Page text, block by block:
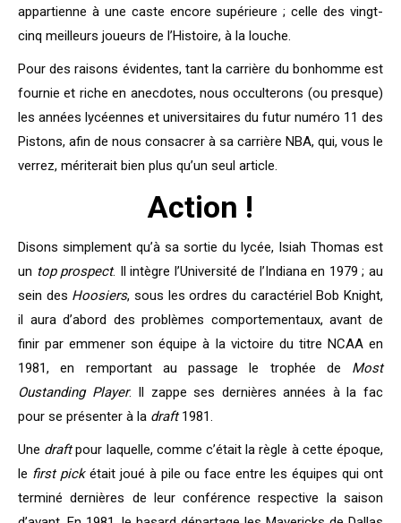
appartienne à une caste encore supérieure ; celle des vingt-
cinq meilleurs joueurs de l’Histoire, à la louche.
Pour des raisons évidentes, tant la carrière du bonhomme est
fournie et riche en anecdotes, nous occulterons (ou presque)
les années lycéennes et universitaires du futur numéro 11 des
Pistons, afin de nous consacrer à sa carrière NBA, qui, vous le
verrez, mériterait bien plus qu’un seul article.
Action !
Disons simplement qu’à sa sortie du lycée, Isiah Thomas est
un top prospect. Il intègre l’Université de l’Indiana en 1979 ; au
sein des Hoosiers, sous les ordres du caractériel Bob Knight,
il aura d’abord des problèmes comportementaux, avant de
finir par emmener son équipe à la victoire du titre NCAA en
1981, en remportant au passage le trophée de Most
Oustanding Player. Il zappe ses dernières années à la fac
pour se présenter à la draft1981.
Une draftpour laquelle, comme c’était la règle à cette époque,
le first pickétait joué à pile ou face entre les équipes qui ont
terminé dernières de leur conférence respective la saison